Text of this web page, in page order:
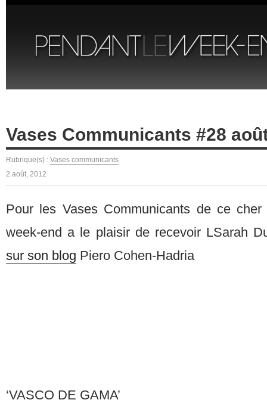
Vases Communicants #28
Rubrique(s) : Vases communicants
2 août, 2012
Pour les Vases Communicants de ce cher
week-end a le plaisir de recevoir LSarah
sur son blog Piero Cohen-Hadria
‘VASCO DE GAMA’